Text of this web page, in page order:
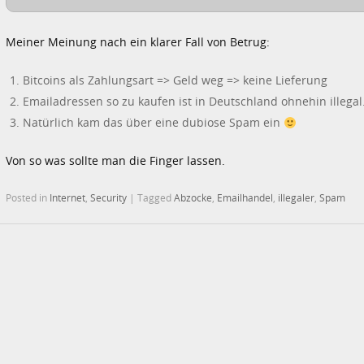
Meiner Meinung nach ein klarer Fall von Betrug:
Bitcoins als Zahlungsart => Geld weg => keine Lieferung
Emailadressen so zu kaufen ist in Deutschland ohnehin
Natürlich kam das über eine dubiose Spam ein
Von so was sollte man die Finger lassen.
Posted in Internet Security | TaggedAbzocke Emailhandel illegaler Spam